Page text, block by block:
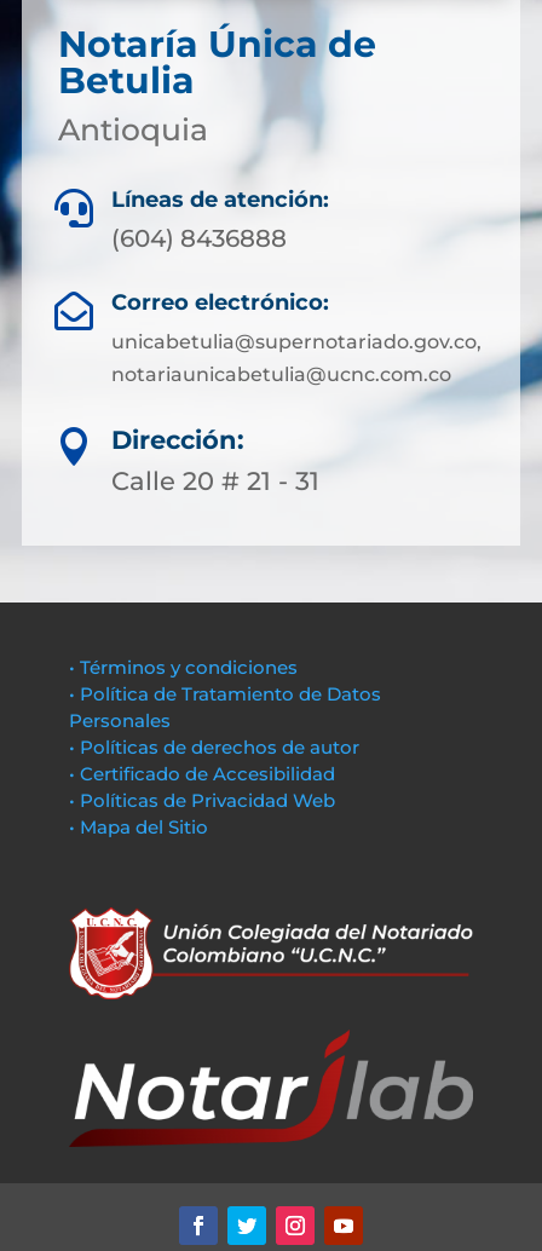
Notaría Única de
Betulia
Antioquia
 Líneas de atención:
(604) 8436888
 Correo electrónico:
unicabetulia@supernotariado.gov.co,
notariaunicabetulia@ucnc.com.co

Dirección:
Calle 20 # 21 - 31
• Términos y condiciones
• Política de Tratamiento de Datos
Personales
• Políticas de derechos de autor
• Certificado de Accesibilidad
• Políticas de Privacidad Web
• Mapa del Sitio